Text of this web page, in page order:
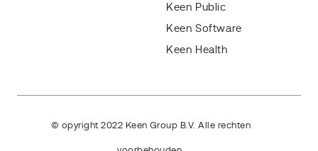
Keen Public
Keen Software
Keen Health
© opyright 2022 Keen Group B.V. Alle rechten